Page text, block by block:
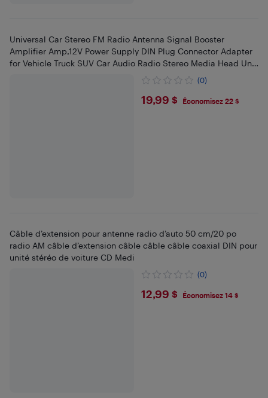
Universal Car Stereo FM Radio Antenna Signal Booster
Amplifier Amp,12V Power Supply DIN Plug Connector Adapter
for Vehicle Truck SUV Car Audio Radio Stereo Media Head Unit
(0)
$19.99
19,99 $ Économisez 22 $
Câble d’extension pour antenne radio d’auto 50 cm/20 po
radio AM câble d’extension câble câble câble coaxial DIN pour
unité stéréo de voiture CD Medi
(0)
$12.99
12,99 $ Économisez 14 $